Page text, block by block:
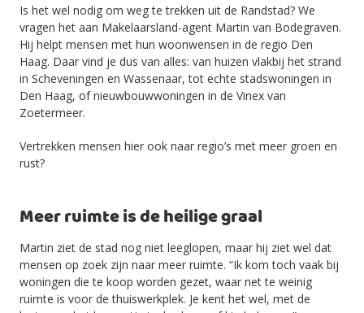
Is het wel nodig om weg te trekken uit de Randstad? We
vragen het aan Makelaarsland-agent Martin van Bodegraven.
Hij helpt mensen met hun woonwensen in de regio Den
Haag. Daar vind je dus van alles: van huizen vlakbij het strand
in Scheveningen en Wassenaar, tot echte stadswoningen in
Den Haag, of nieuwbouwwoningen in de Vinex van
Zoetermeer.
Vertrekken mensen hier ook naar regio’s met meer groen en
rust?
Meer ruimte is de heilige graal
Martin ziet de stad nog niet leeglopen, maar hij ziet wel dat
mensen op zoek zijn naar meer ruimte. “Ik kom toch vaak bij
woningen die te koop worden gezet, waar net te weinig
ruimte is voor de thuiswerkplek. Je kent het wel, met de